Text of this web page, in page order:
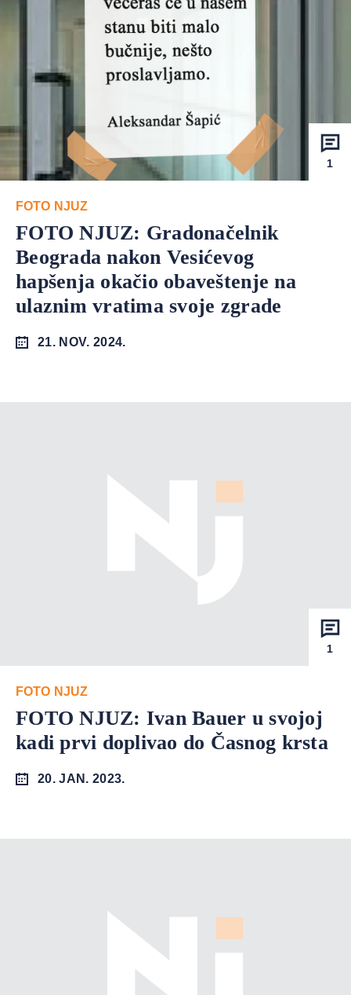
1
FOTO NJUZ
FOTO NJUZ: Gradonačelnik
Beograda nakon Vesićevog
hapšenja okačio obaveštenje na
ulaznim vratima svoje zgrade
21. NOV. 2024.
1
FOTO NJUZ
FOTO NJUZ: Ivan Bauer u svojoj
kadi prvi doplivao do Časnog krsta
20. JAN. 2023.